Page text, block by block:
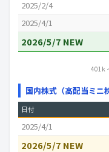
2025/2/4
2025/4/1
2026/5/7 NEW
401k
国内株式（高配当ミニ
日付
2025/4/1
2026/5/7 NEW